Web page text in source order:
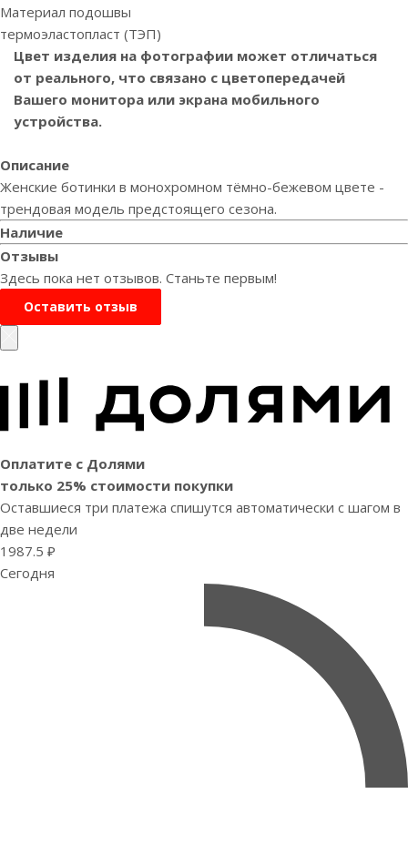
Материал подошвы
термоэластопласт (ТЭП)
Цвет изделия на фотографии может отличаться
от реального, что связано с цветопередачей
Вашего монитора или экрана мобильного
устройства.
Описание
Женские ботинки в монохромном тёмно-бежевом цвете -
трендовая модель предстоящего сезона.
Наличие
Отзывы
Здесь пока нет отзывов. Станьте первым!
Оставить отзыв
Оплатите с Долями
только 25% стоимости покупки
Оставшиеся три платежа спишутся автоматически с шагом в
две недели
1987.5 ₽
Сегодня